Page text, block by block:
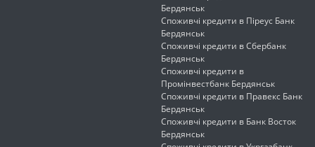
Бердянськ
Споживчі кредити в Піреус Банк
Бердянськ
Споживчі кредити в Сбербанк
Бердянськ
Споживчі кредити в
Промінвестбанк Бердянськ
Споживчі кредити в Правекс Банк
Бердянськ
Споживчі кредити в Банк Восток
Бердянськ